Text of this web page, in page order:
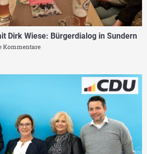
Dirk Wiese: Bürgerdialog in Sundern
Kommentare